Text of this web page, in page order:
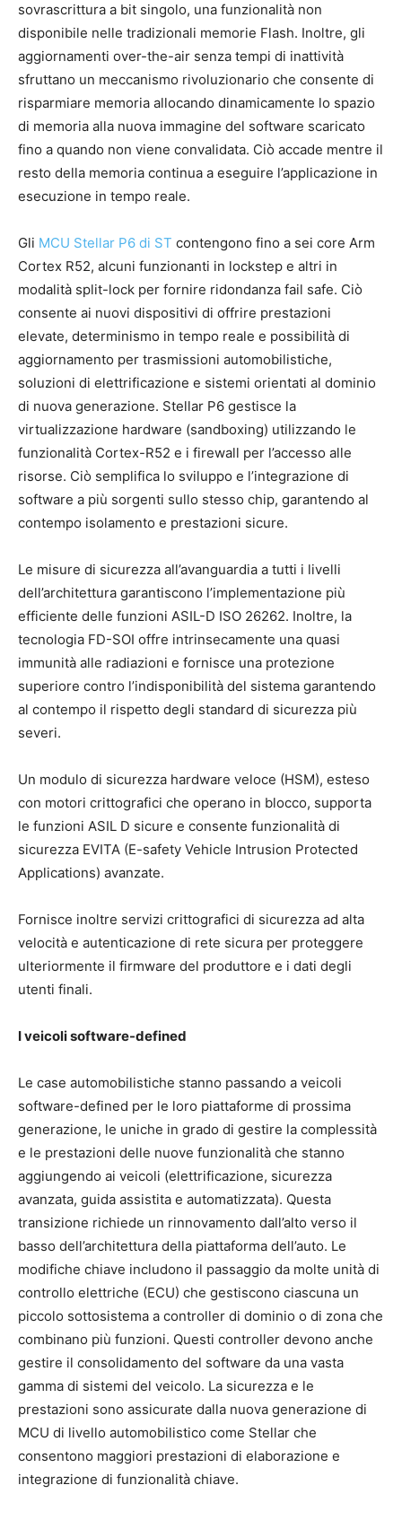
sovrascrittura a bit singolo, una funzionalità non
disponibile nelle tradizionali memorie Flash. Inoltre, gli
aggiornamenti over-the-air senza tempi di inattività
sfruttano un meccanismo rivoluzionario che consente di
risparmiare memoria allocando dinamicamente lo spazio
di memoria alla nuova immagine del software scaricato
fino a quando non viene convalidata. Ciò accade mentre il
resto della memoria continua a eseguire l’applicazione in
esecuzione in tempo reale.
Gli MCU Stellar P6 di ST contengono fino a sei core Arm
Cortex R52, alcuni funzionanti in lockstep e altri in
modalità split-lock per fornire ridondanza fail safe. Ciò
consente ai nuovi dispositivi di offrire prestazioni
elevate, determinismo in tempo reale e possibilità di
aggiornamento per trasmissioni automobilistiche,
soluzioni di elettrificazione e sistemi orientati al dominio
di nuova generazione. Stellar P6 gestisce la
virtualizzazione hardware (sandboxing) utilizzando le
funzionalità Cortex-R52 e i firewall per l’accesso alle
risorse. Ciò semplifica lo sviluppo e l’integrazione di
software a più sorgenti sullo stesso chip, garantendo al
contempo isolamento e prestazioni sicure.
Le misure di sicurezza all’avanguardia a tutti i livelli
dell’architettura garantiscono l’implementazione più
efficiente delle funzioni ASIL-D ISO 26262. Inoltre, la
tecnologia FD-SOI offre intrinsecamente una quasi
immunità alle radiazioni e fornisce una protezione
superiore contro l’indisponibilità del sistema garantendo
al contempo il rispetto degli standard di sicurezza più
severi.
Un modulo di sicurezza hardware veloce (HSM), esteso
con motori crittografici che operano in blocco, supporta
le funzioni ASIL D sicure e consente funzionalità di
sicurezza EVITA (E-safety Vehicle Intrusion Protected
Applications) avanzate.
Fornisce inoltre servizi crittografici di sicurezza ad alta
velocità e autenticazione di rete sicura per proteggere
ulteriormente il firmware del produttore e i dati degli
utenti finali.
I veicoli software-defined
Le case automobilistiche stanno passando a veicoli
software-defined per le loro piattaforme di prossima
generazione, le uniche in grado di gestire la complessità
e le prestazioni delle nuove funzionalità che stanno
aggiungendo ai veicoli (elettrificazione, sicurezza
avanzata, guida assistita e automatizzata). Questa
transizione richiede un rinnovamento dall’alto verso il
basso dell’architettura della piattaforma dell’auto. Le
modifiche chiave includono il passaggio da molte unità di
controllo elettriche (ECU) che gestiscono ciascuna un
piccolo sottosistema a controller di dominio o di zona che
combinano più funzioni. Questi controller devono anche
gestire il consolidamento del software da una vasta
gamma di sistemi del veicolo. La sicurezza e le
prestazioni sono assicurate dalla nuova generazione di
MCU di livello automobilistico come Stellar che
consentono maggiori prestazioni di elaborazione e
integrazione di funzionalità chiave.